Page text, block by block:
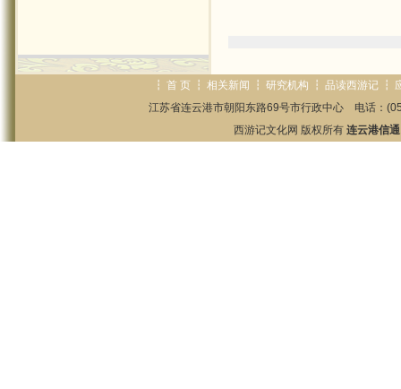
┇ 首 页 ┇ 相关新闻 ┇ 研究机构 ┇ 品读西游记 ┇
江苏省连云港市朝阳东路69号市行政中心 电话：
西游记文化网 版权所有 连云港信